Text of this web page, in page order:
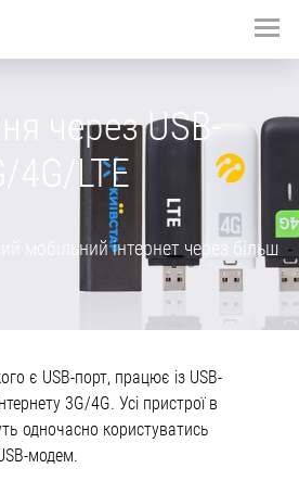
через USB-
4G/LTE
мобільний інтернет через більш
є USB‑порт, працює із USB-
3G/4G. Усі пристрої в
одночасно користуватись
модем.